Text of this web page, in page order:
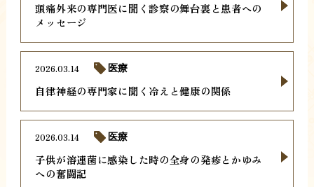
頭痛外来の専門医に聞く診察の舞台裏と患者への
メッセージ
自律神経の専門家に聞く冷えと健康の関係
2026.03.14 医療
子供が溶連菌に感染した時の全身の発疹とかゆみ
への奮闘記
2026.03.14 医療